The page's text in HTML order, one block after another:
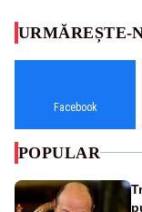
URMĂREȘTE-
Facebook
POPULAR